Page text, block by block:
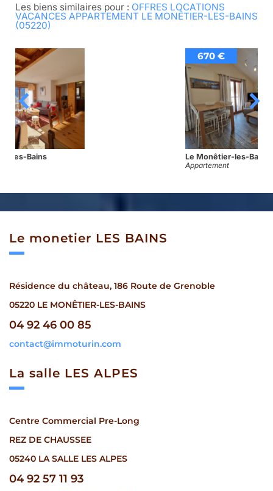
Les biens similaires pour : OFFRES LOCATIONS
VACANCES APPARTEMENT LE MONÊTIER-LES-BAINS
(05220)
le monetier LES BAINS
Résidence du château, 186 Route de Grenoble
05220 LE MONÊTIER-LES-BAINS
04 92 46 00 85
contact@immoturin.com
la salle LES ALPES
Centre Commercial Pre-Long
REZ DE CHAUSSEE
05240 LA SALLE LES ALPES
04 92 57 11 93